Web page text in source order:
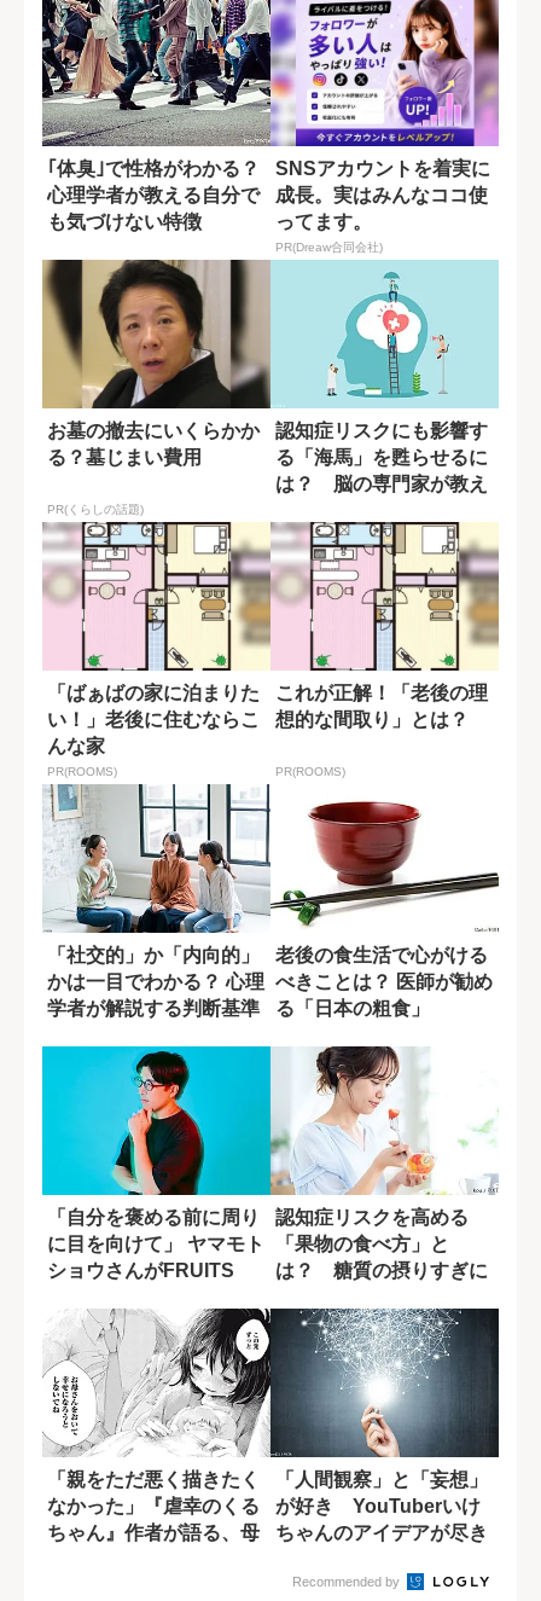
｢体臭｣で性格がわかる？
心理学者が教える自分で
も気づけない特徴
SNSアカウントを着実に
成長。実はみんなココ使
ってます。
PR(Dreaw合同会社)
お墓の撤去にいくらかか
る？墓じまい費用
PR(くらしの話題)
認知症リスクにも影響す
る「海馬」を甦らせるに
は？ 脳の専門家が教え
「ばぁばの家に泊まりた
い！」老後に住むならこ
んな家
PR(ROOMS)
これが正解！「老後の理
想的な間取り」とは？
PR(ROOMS)
「社交的」か「内向的」
かは一目でわかる？ 心理
学者が解説する判断基準
老後の食生活で心がける
べきことは？ 医師が勧め
る「日本の粗食」
「自分を褒める前に周り
に目を向けて」 ヤマモト
ショウさんがFRUITS
認知症リスクを高める
「果物の食べ方」と
は？ 糖質の摂りすぎに
「親をただ悪く描きたく
なかった」『虐幸のくる
ちゃん』作者が語る、母
「人間観察」と「妄想」
が好き YouTuberいけ
ちゃんのアイデアが尽き
Recommended by